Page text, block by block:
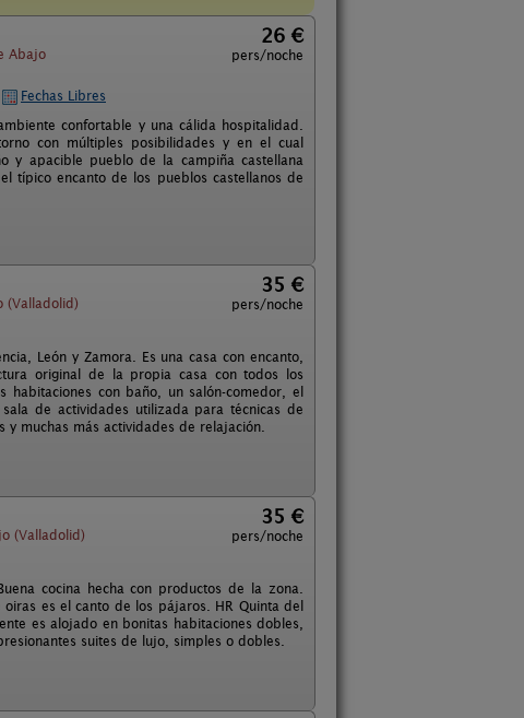
Abajo
26 €
pers/noche
Fechas Libres
confortable y una cálida hospitalidad.
con múltiples posibilidades y en el cual
y apacible pueblo de la campiña castellana
típico encanto de los pueblos castellanos de
(Valladolid)
35 €
pers/noche
León y Zamora. Es una casa con encanto,
original de la propia casa con todos los
con baño, un salón-comedor, el
de actividades utilizada para técnicas de
muchas más actividades de relajación.
(Valladolid)
35 €
pers/noche
cocina hecha con productos de la zona.
es el canto de los pájaros. HR Quinta del
es alojado en bonitas habitaciones dobles,
suites de lujo, simples o dobles.